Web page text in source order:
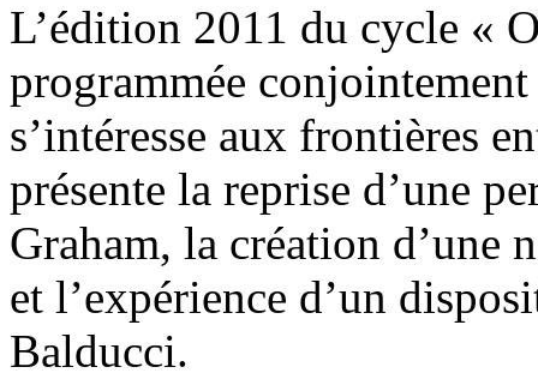
L’édition 2011 du cycle «
programmée
s’intéresse aux frontières
présente la reprise d’une
Graham, la création d’une
et l’expérience d’un
Balducci.